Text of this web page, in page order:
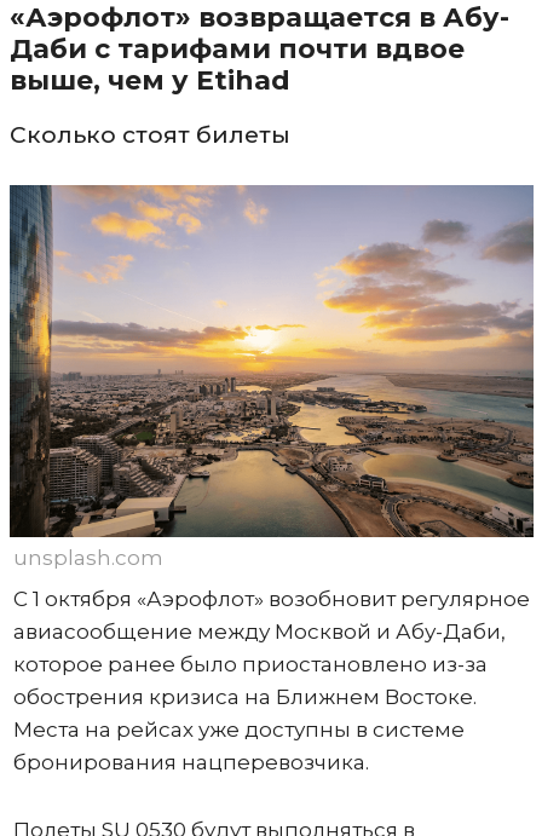
«Аэрофлот» возвращается в Абу-
Даби с тарифами почти вдвое
выше, чем у Etihad
Сколько стоят билеты
unsplash.com
С 1 октября «Аэрофлот» возобновит регулярное
авиасообщение между Москвой и Абу-Даби,
которое ранее было приостановлено из-за
обострения кризиса на Ближнем Востоке.
Места на рейсах уже доступны в системе
бронирования нацперевозчика.
Полеты SU 0530 будут выполняться в